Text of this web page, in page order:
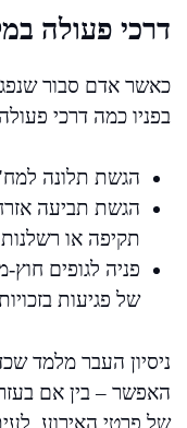
דרכי פעולה
כאשר אדם סבור
בפניו כמה דרכי
הגשת תלונה
הגשת תביעה
תקיפה או
פניה לגופים
של פגיעות
ניסיון העבר מלמד
האפשר – בין אם
של פרטי האירוע.